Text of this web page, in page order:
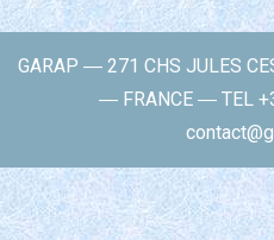
GARAP ― 271 CHS JULES
― FRANCE ― TEL